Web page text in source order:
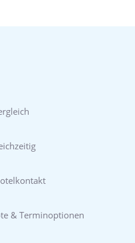
& Terminoptionen